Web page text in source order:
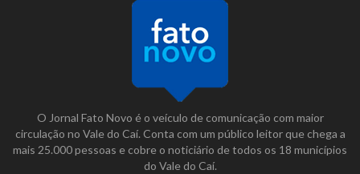
O Jornal Fato Novo é o veículo de comunicação com maior
circulação no Vale do Caí. Conta com um público leitor que chega a
mais 25.000 pessoas e cobre o noticiário de todos os 18 municípios
do Vale do Caí.